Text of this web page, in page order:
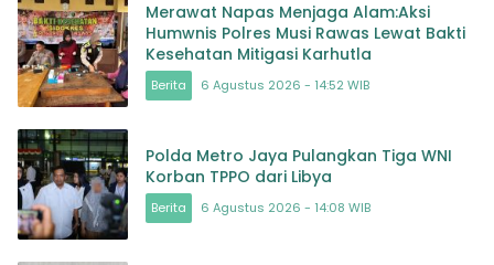
Merawat Napas Menjaga Alam:Aksi
Humwnis Polres Musi Rawas Lewat Bakti
Kesehatan Mitigasi Karhutla
Berita 6 Agustus 2026 - 14:52 WIB
Polda Metro Jaya Pulangkan Tiga WNI
Korban TPPO dari Libya
Berita 6 Agustus 2026 - 14:08 WIB